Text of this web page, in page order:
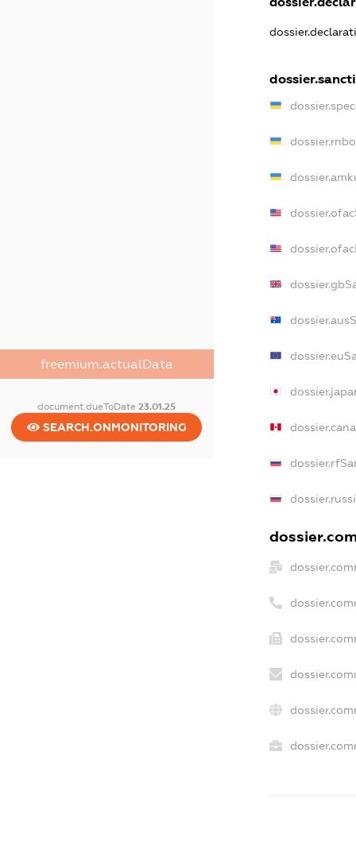
freemium.actualData
document.dueToDate23.01.25
SEARCH.ONMONITORING